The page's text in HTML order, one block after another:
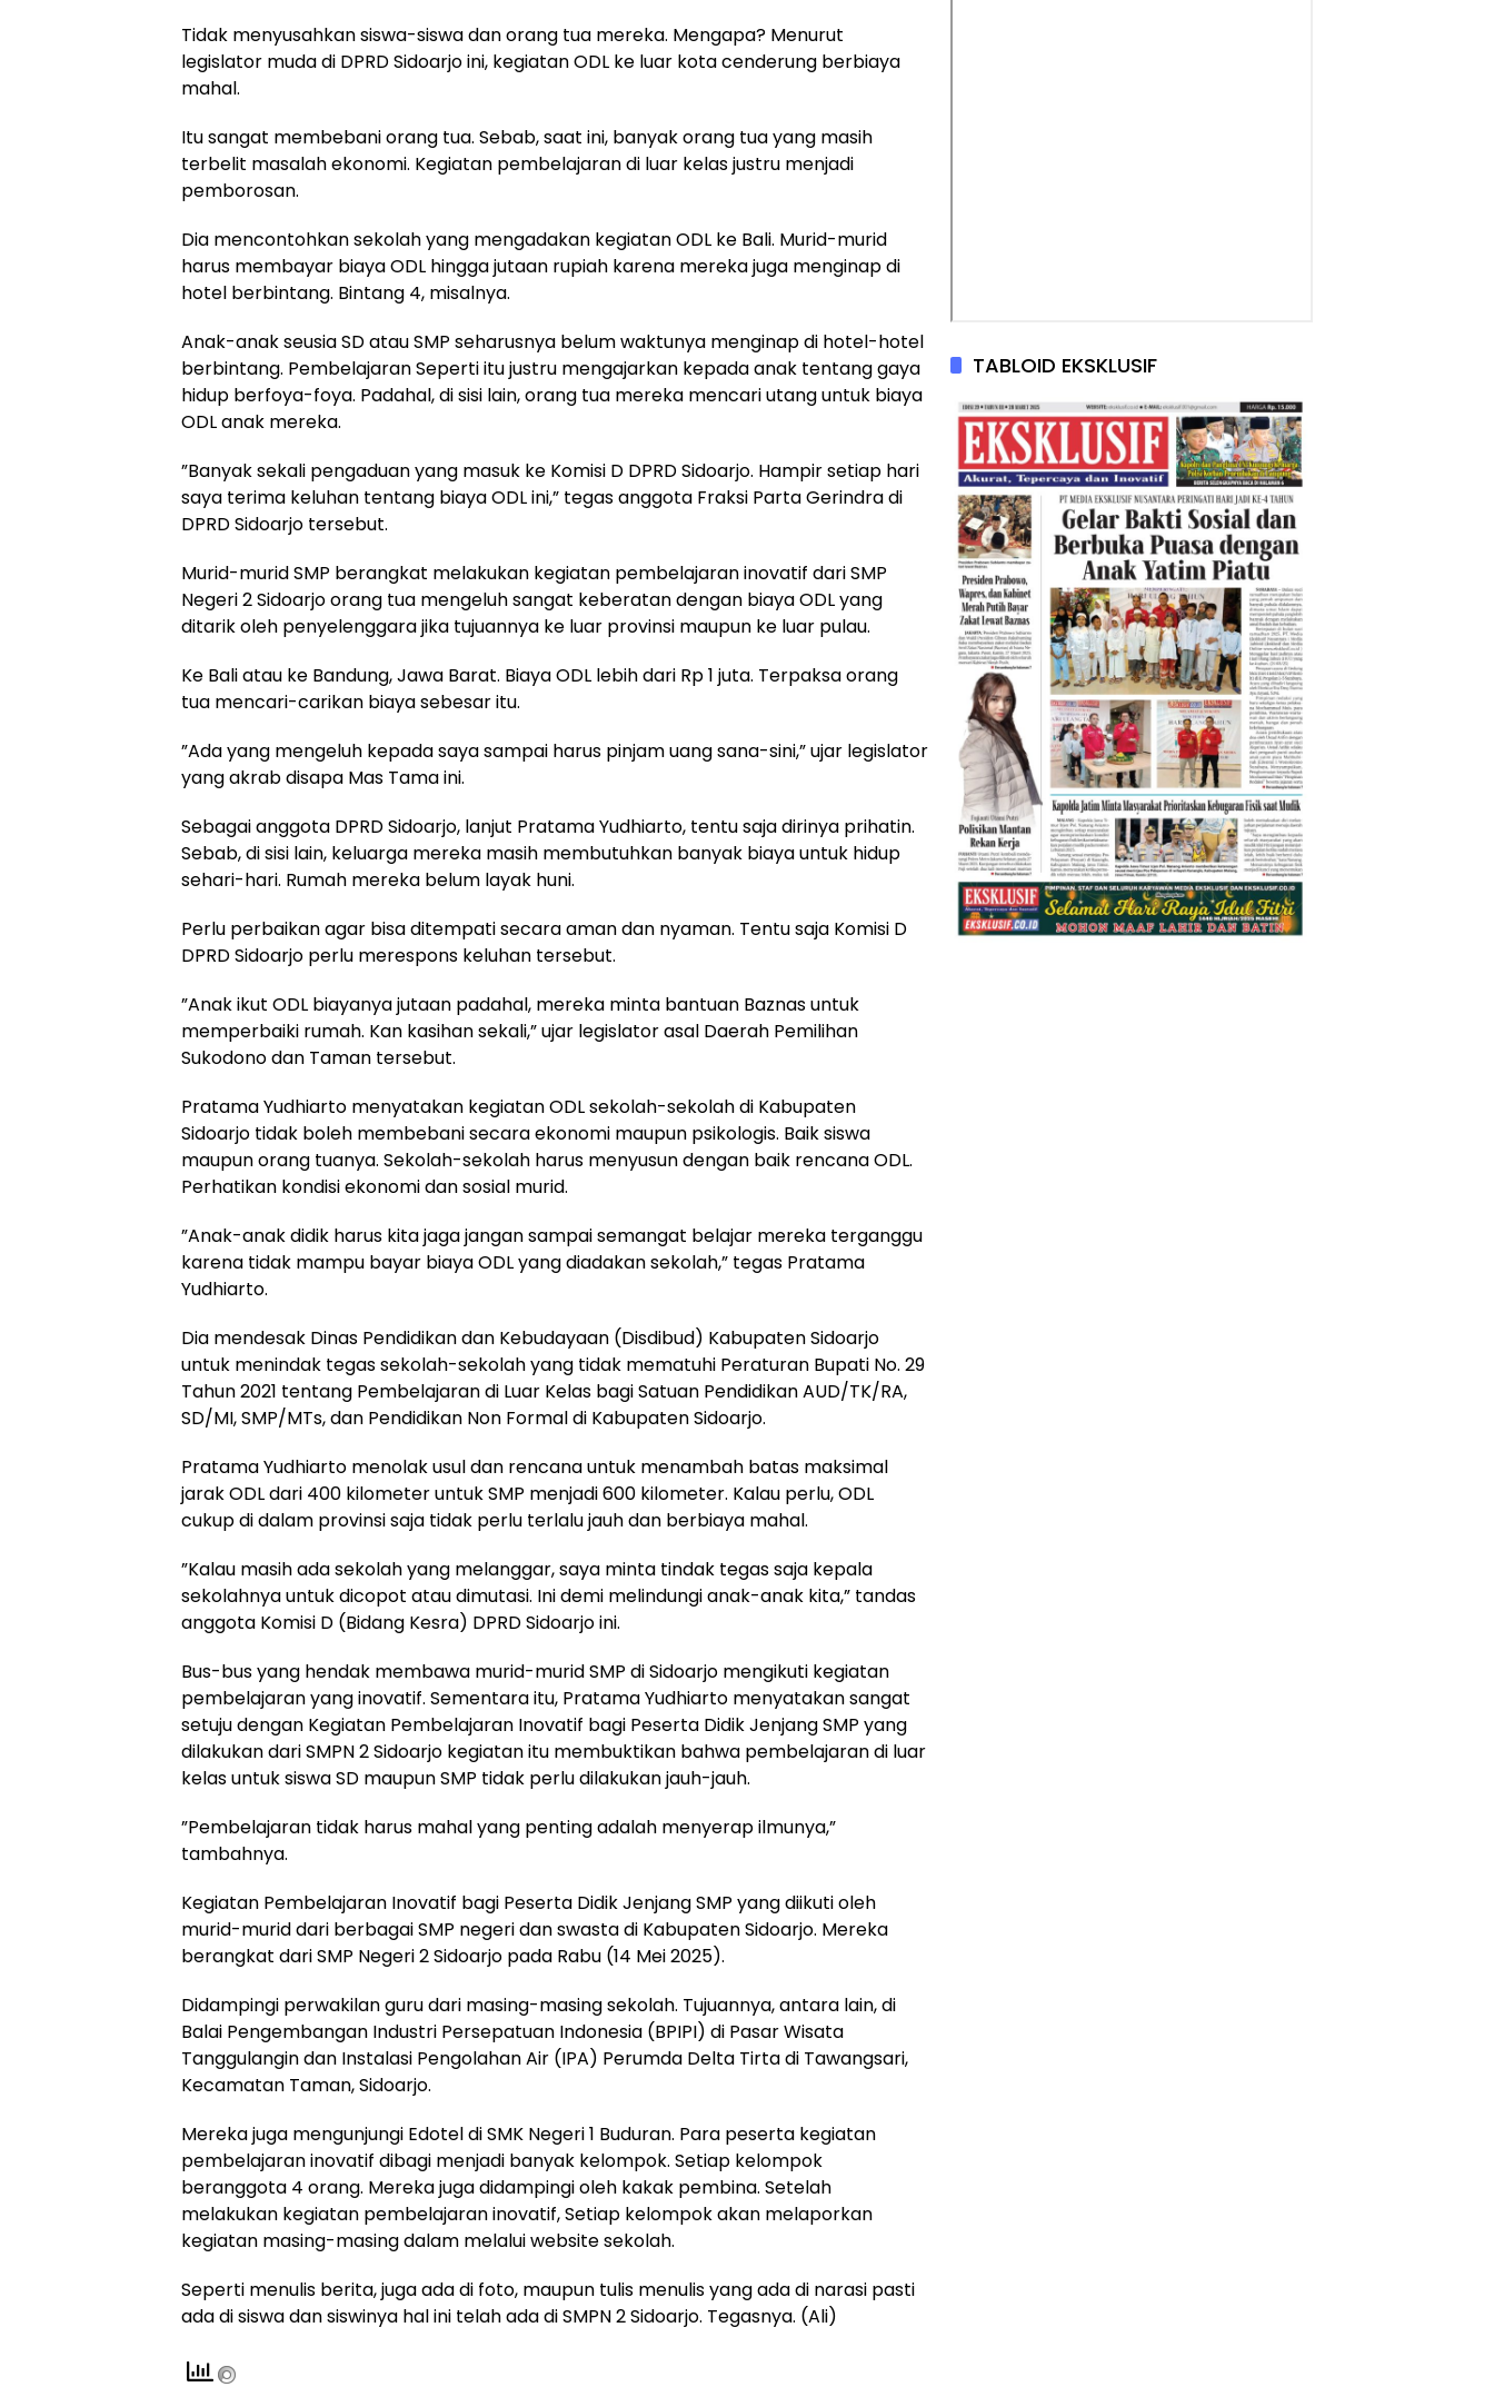
Tidak menyusahkan siswa-siswa dan orang tua mereka. Mengapa? Menurut
legislator muda di DPRD Sidoarjo ini, kegiatan ODL ke luar kota cenderung berbiaya
mahal.
Itu sangat membebani orang tua. Sebab, saat ini, banyak orang tua yang masih
terbelit masalah ekonomi. Kegiatan pembelajaran di luar kelas justru menjadi
pemborosan.
Dia mencontohkan sekolah yang mengadakan kegiatan ODL ke Bali. Murid-murid
harus membayar biaya ODL hingga jutaan rupiah karena mereka juga menginap di
hotel berbintang. Bintang 4, misalnya.
Anak-anak seusia SD atau SMP seharusnya belum waktunya menginap di hotel-hotel
berbintang. Pembelajaran Seperti itu justru mengajarkan kepada anak tentang gaya
hidup berfoya-foya. Padahal, di sisi lain, orang tua mereka mencari utang untuk biaya
ODL anak mereka.
”Banyak sekali pengaduan yang masuk ke Komisi D DPRD Sidoarjo. Hampir setiap hari
saya terima keluhan tentang biaya ODL ini,” tegas anggota Fraksi Parta Gerindra di
DPRD Sidoarjo tersebut.
Murid-murid SMP berangkat melakukan kegiatan pembelajaran inovatif dari SMP
Negeri 2 Sidoarjo orang tua mengeluh sangat keberatan dengan biaya ODL yang
ditarik oleh penyelenggara jika tujuannya ke luar provinsi maupun ke luar pulau.
Ke Bali atau ke Bandung, Jawa Barat. Biaya ODL lebih dari Rp 1 juta. Terpaksa orang
tua mencari-carikan biaya sebesar itu.
”Ada yang mengeluh kepada saya sampai harus pinjam uang sana-sini,” ujar legislator
yang akrab disapa Mas Tama ini.
Sebagai anggota DPRD Sidoarjo, lanjut Pratama Yudhiarto, tentu saja dirinya prihatin.
Sebab, di sisi lain, keluarga mereka masih membutuhkan banyak biaya untuk hidup
sehari-hari. Rumah mereka belum layak huni.
Perlu perbaikan agar bisa ditempati secara aman dan nyaman. Tentu saja Komisi D
DPRD Sidoarjo perlu merespons keluhan tersebut.
”Anak ikut ODL biayanya jutaan padahal, mereka minta bantuan Baznas untuk
memperbaiki rumah. Kan kasihan sekali,” ujar legislator asal Daerah Pemilihan
Sukodono dan Taman tersebut.
Pratama Yudhiarto menyatakan kegiatan ODL sekolah-sekolah di Kabupaten
Sidoarjo tidak boleh membebani secara ekonomi maupun psikologis. Baik siswa
maupun orang tuanya. Sekolah-sekolah harus menyusun dengan baik rencana ODL.
Perhatikan kondisi ekonomi dan sosial murid.
”Anak-anak didik harus kita jaga jangan sampai semangat belajar mereka terganggu
karena tidak mampu bayar biaya ODL yang diadakan sekolah,” tegas Pratama
Yudhiarto.
Dia mendesak Dinas Pendidikan dan Kebudayaan (Disdibud) Kabupaten Sidoarjo
untuk menindak tegas sekolah-sekolah yang tidak mematuhi Peraturan Bupati No. 29
Tahun 2021 tentang Pembelajaran di Luar Kelas bagi Satuan Pendidikan AUD/TK/RA,
SD/MI, SMP/MTs, dan Pendidikan Non Formal di Kabupaten Sidoarjo.
Pratama Yudhiarto menolak usul dan rencana untuk menambah batas maksimal
jarak ODL dari 400 kilometer untuk SMP menjadi 600 kilometer. Kalau perlu, ODL
cukup di dalam provinsi saja tidak perlu terlalu jauh dan berbiaya mahal.
”Kalau masih ada sekolah yang melanggar, saya minta tindak tegas saja kepala
sekolahnya untuk dicopot atau dimutasi. Ini demi melindungi anak-anak kita,” tandas
anggota Komisi D (Bidang Kesra) DPRD Sidoarjo ini.
Bus-bus yang hendak membawa murid-murid SMP di Sidoarjo mengikuti kegiatan
pembelajaran yang inovatif. Sementara itu, Pratama Yudhiarto menyatakan sangat
setuju dengan Kegiatan Pembelajaran Inovatif bagi Peserta Didik Jenjang SMP yang
dilakukan dari SMPN 2 Sidoarjo kegiatan itu membuktikan bahwa pembelajaran di luar
kelas untuk siswa SD maupun SMP tidak perlu dilakukan jauh-jauh.
”Pembelajaran tidak harus mahal yang penting adalah menyerap ilmunya,”
tambahnya.
Kegiatan Pembelajaran Inovatif bagi Peserta Didik Jenjang SMP yang diikuti oleh
murid-murid dari berbagai SMP negeri dan swasta di Kabupaten Sidoarjo. Mereka
berangkat dari SMP Negeri 2 Sidoarjo pada Rabu (14 Mei 2025).
Didampingi perwakilan guru dari masing-masing sekolah. Tujuannya, antara lain, di
Balai Pengembangan Industri Persepatuan Indonesia (BPIPI) di Pasar Wisata
Tanggulangin dan Instalasi Pengolahan Air (IPA) Perumda Delta Tirta di Tawangsari,
Kecamatan Taman, Sidoarjo.
Mereka juga mengunjungi Edotel di SMK Negeri 1 Buduran. Para peserta kegiatan
pembelajaran inovatif dibagi menjadi banyak kelompok. Setiap kelompok
beranggota 4 orang. Mereka juga didampingi oleh kakak pembina. Setelah
melakukan kegiatan pembelajaran inovatif, Setiap kelompok akan melaporkan
kegiatan masing-masing dalam melalui website sekolah.
Seperti menulis berita, juga ada di foto, maupun tulis menulis yang ada di narasi pasti
ada di siswa dan siswinya hal ini telah ada di SMPN 2 Sidoarjo. Tegasnya. (Ali)
TABLOID EKSKLUSIF